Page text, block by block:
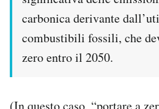
carbonica derivante
combustibili fossili, che
zero entro il 2050.